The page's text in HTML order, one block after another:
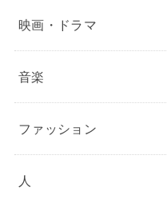
映画・ドラマ
音楽
ファッション
人